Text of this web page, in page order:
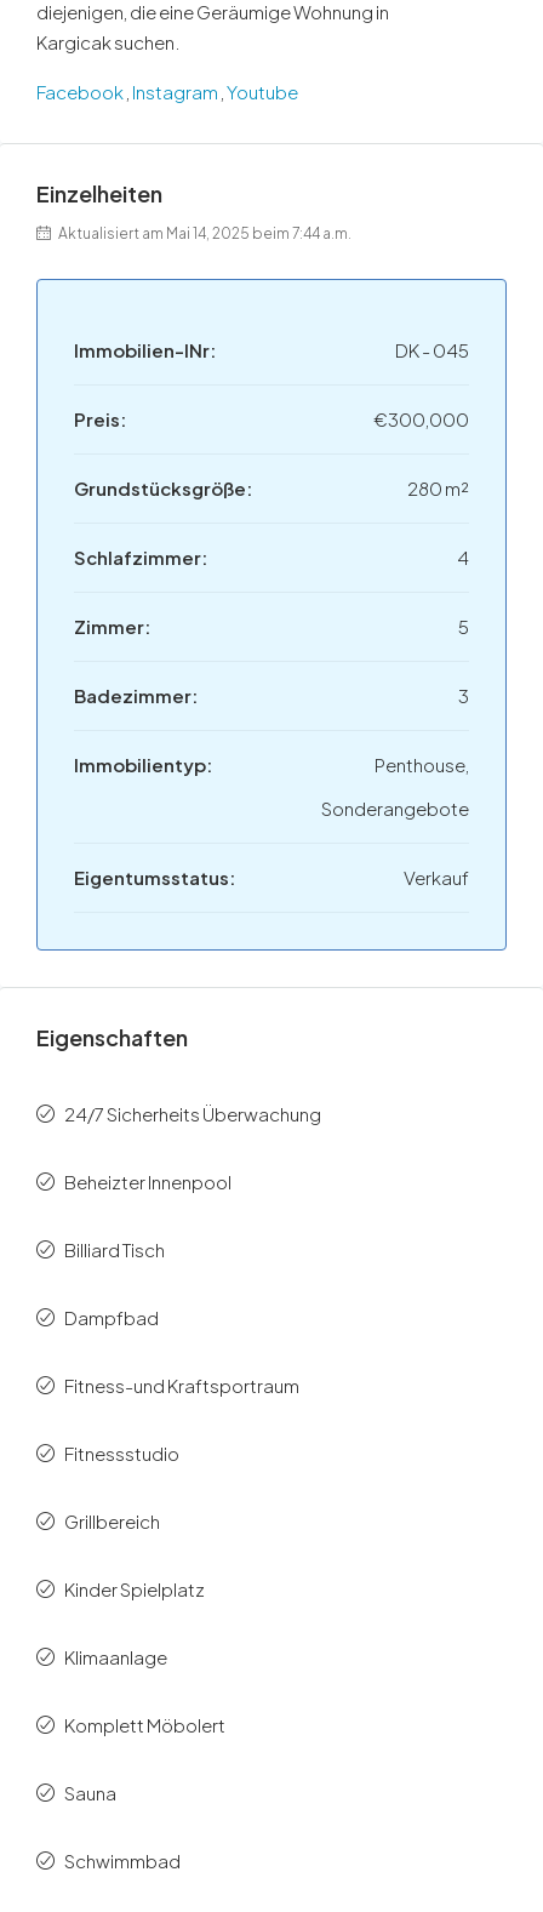
diejenigen, die eine Geräumige Wohnung in
Kargicak suchen.
Facebook Instagram Youtube
Einzelheiten
Aktualisiert am Mai 14, 2025 beim 7:44 a.m.
Immobilien-INr: DK - 045
Preis: €300,000
Grundstücksgröße: 280 m²
Schlafzimmer: 4
Zimmer: 5
Badezimmer: 3
Immobilientyp:
Penthouse,
Sonderangebote
Eigentumsstatus: Verkauf
Eigenschaften
24/7 Sicherheits Überwachung
Beheizter Innenpool
Billiard Tisch
Dampfbad
Fitness-und Kraftsportraum
Fitnessstudio
Grillbereich
Kinder Spielplatz
Klimaanlage
Komplett Möbolert
Sauna
Schwimmbad